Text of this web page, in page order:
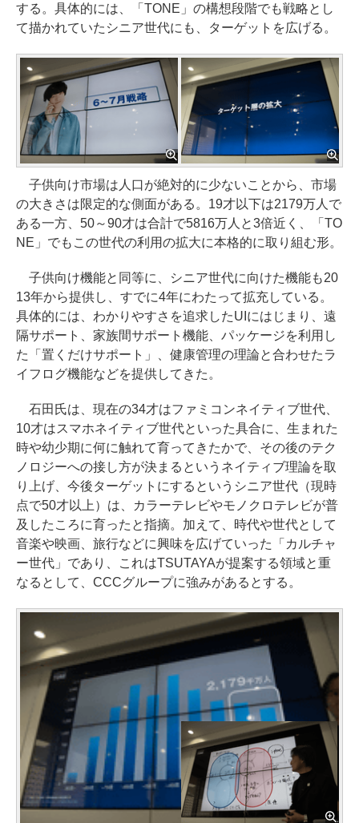
する。具体的には、「TONE」の構想段階でも戦略とし
て描かれていたシニア世代にも、ターゲットを広げる。
子供向け市場は人口が絶対的に少ないことから、市場
の大きさは限定的な側面がある。19才以下は2179万人で
ある一方、50～90才は合計で5816万人と3倍近く、「TO
NE」でもこの世代の利用の拡大に本格的に取り組む形。
子供向け機能と同等に、シニア世代に向けた機能も20
13年から提供し、すでに4年にわたって拡充している。
具体的には、わかりやすさを追求したUIにはじまり、遠
隔サポート、家族間サポート機能、パッケージを利用し
た「置くだけサポート」、健康管理の理論と合わせたラ
イフログ機能などを提供してきた。
石田氏は、現在の34才はファミコンネイティブ世代、
10才はスマホネイティブ世代といった具合に、生まれた
時や幼少期に何に触れて育ってきたかで、その後のテク
ノロジーへの接し方が決まるというネイティブ理論を取
り上げ、今後ターゲットにするというシニア世代（現時
点で50才以上）は、カラーテレビやモノクロテレビが普
及したころに育ったと指摘。加えて、時代や世代として
音楽や映画、旅行などに興味を広げていった「カルチャ
ー世代」であり、これはTSUTAYAが提案する領域と重
なるとして、CCCグループに強みがあるとする。